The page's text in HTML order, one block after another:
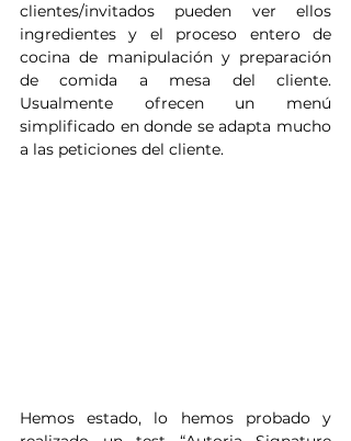
clientes/invitados pueden ver ellos
ingredientes y el proceso entero de
cocina de manipulación y preparación
de comida a mesa del cliente.
Usualmente ofrecen un menú
simplificado en donde se adapta mucho
a las peticiones del cliente.
Hemos estado, lo hemos probado y